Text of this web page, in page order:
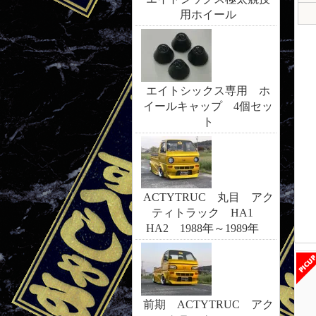
用ホイール
エイトシックス専用 ホ
イールキャップ 4個セッ
ト
ACTYTRUC 丸目 アク
ティトラック HA1
HA2 1988年～1989年
前期 ACTYTRUC アク